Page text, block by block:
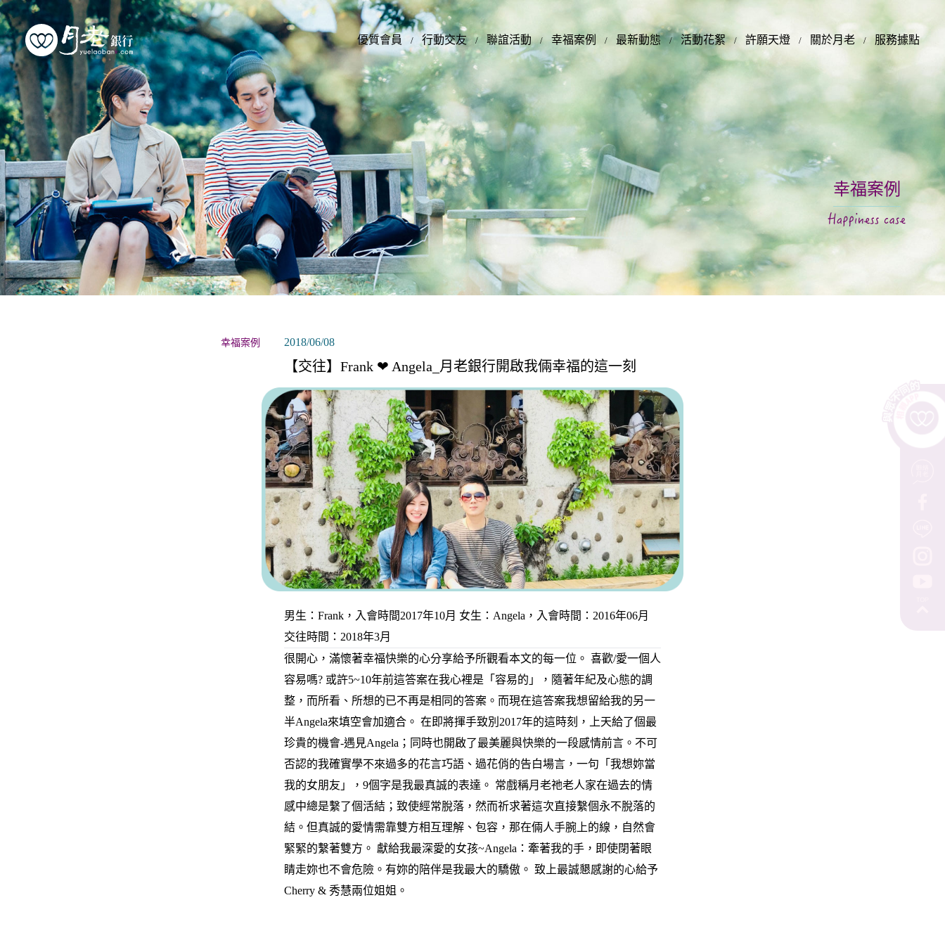
優質會員 行動交友 聯誼活動 幸福案例 最新動態 活動花絮 許願天燈 關於月老 服務據點
優質會員
行動交友
聯誼活動
幸福案例
最新動態
活動花絮
許願天燈
幸福案例
幸福案例 2018/06/08
【交往】Frank ❤ Angela_月老銀行開啟我倆幸福的這一刻
男生：Frank，入會時間2017年10月 女生：Angela，入會時間：2016年06月
交往時間：2018年3月
很開心，滿懷著幸福快樂的心分享給予所觀看本文的每一位。 喜歡/愛一個人
容易嗎? 或許5~10年前這答案在我心裡是「容易的」，隨著年紀及心態的調
整，而所看、所想的已不再是相同的答案。而現在這答案我想留給我的另一
半Angela來填空會加適合。 在即將揮手致別2017年的這時刻，上天給了個最
珍貴的機會-遇見Angela；同時也開啟了最美麗與快樂的一段感情前言。不可
否認的我確實學不來過多的花言巧語、過花俏的告白場言，一句「我想妳當
我的女朋友」，9個字是我最真誠的表達。 常戲稱月老祂老人家在過去的情
感中總是繫了個活結；致使經常脫落，然而祈求著這次直接繫個永不脫落的
結。但真誠的愛情需靠雙方相互理解、包容，那在倆人手腕上的線，自然會
緊緊的繫著雙方。 獻給我最深愛的女孩~Angela：牽著我的手，即使閉著眼
睛走妳也不會危險。有妳的陪伴是我最大的驕傲。 致上最誠懇感謝的心給予
Cherry & 秀慧兩位姐姐。